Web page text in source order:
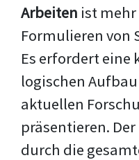
Arbeiten ist
Formulieren von
Es erfordert eine
logischen
aktuellen
präsentieren.
durch die